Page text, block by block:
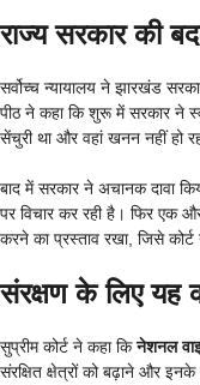
राज्य सरकार की
सर्वोच्च न्यायालय ने झारखंड
पीठ ने कहा कि शुरू में सरकार ने
सेंचुरी था और वहां खनन नहीं हो
बाद में सरकार ने अचानक दावा
पर विचार कर रही है। फिर एक
करने का प्रस्ताव रखा, जिसे
संरक्षण के लिए यह
सुप्रीम कोर्ट ने कहा किनेशनल
संरक्षित क्षेत्रों को बढ़ाने और